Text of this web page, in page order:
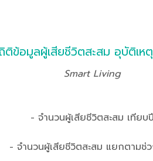
ติข้อมูลผู้เสียชีวิตสะสม อุบัติเห
Smart Living
- จำนวนผู้เสียชีวิตสะสม เทียบปี
- จำนวนผู้เสียชีวิตสะสม แยกตามช่